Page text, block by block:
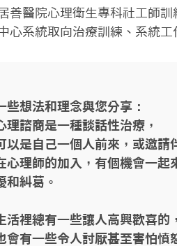
善醫院心理衛生專科社工師
心系統取向治療訓練、系統工
些想法和理念與您分享：
理諮商是一種談話性治療，
以是自己一個人前來，或邀請
心理師的加入，有個機會一起
和糾葛。
活裡總有一些讓人高興歡喜的，
會有一些令人討厭甚至害怕憤